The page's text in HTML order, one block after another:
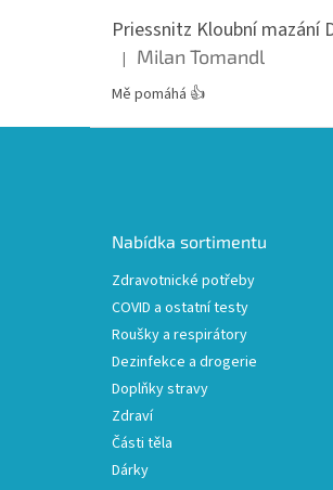
Hodnocení produktu je 5 z 5
| Milan Tomandl
Mě pomáhá 👍
Nabídka sortimentu
Zdravotnické potřeby
COVID a ostatní testy
Roušky a respirátory
Dezinfekce a drogerie
Doplňky stravy
Zdraví
Části těla
Dárky